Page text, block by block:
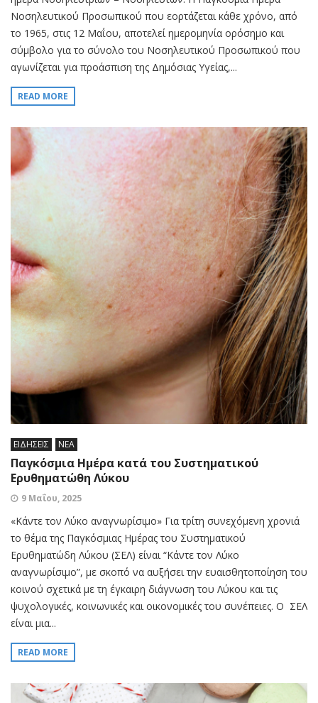
Νοσηλευτικού Προσωπικού που εορτάζεται κάθε χρόνο, από
το 1965, στις 12 Μαΐου, αποτελεί ημερομηνία ορόσημο και
σύμβολο για το σύνολο του Νοσηλευτικού Προσωπικού που
αγωνίζεται για προάσπιση της Δημόσιας Υγείας,...
READ MORE
ΕΙΔΗΣΕΙΣ ΝΕΑ
Παγκόσμια Ημέρα κατά του Συστηματικού
Ερυθηματώθη Λύκου
9 Μαΐου, 2025
«Κάντε τον Λύκο αναγνωρίσιμο» Για τρίτη συνεχόμενη χρονιά
το θέμα της Παγκόσμιας Ημέρας του Συστηματικού
Ερυθηματώδη Λύκου (ΣΕΛ) είναι “Κάντε τον Λύκο
αναγνωρίσιμο”, με σκοπό να αυξήσει την ευαισθητοποίηση του
κοινού σχετικά με τη έγκαιρη διάγνωση του Λύκου και τις
ψυχολογικές, κοινωνικές και οικονομικές του συνέπειες. Ο ΣΕΛ
είναι μια...
READ MORE